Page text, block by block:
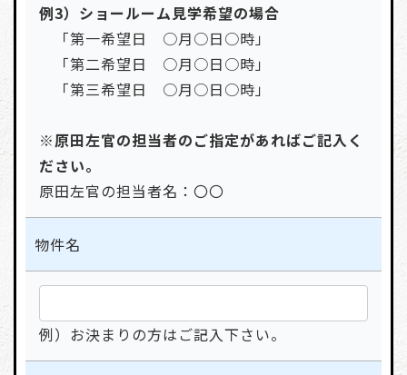
例3）ショールーム見学希望の場合
「第一希望日 ○月○日○時」
「第二希望日 ○月○日○時」
「第三希望日 ○月○日○時」
※原田左官の担当者のご指定があればご記入く
ださい。
原田左官の担当者名：〇〇
物件名
例）お決まりの方はご記入下さい。